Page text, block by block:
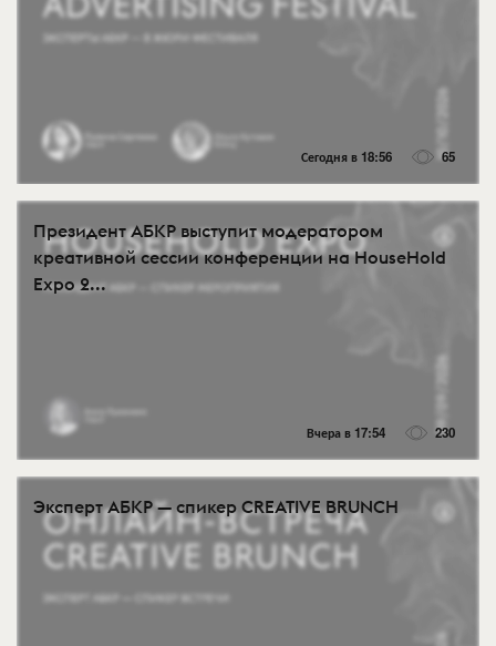
Сегодня в 18:56 65
Президент АБКР выступит модератором
креативной сессии конференции на HouseHold
Expo 2...
Вчера в 17:54 230
Эксперт АБКР — спикер CREATIVE BRUNCH